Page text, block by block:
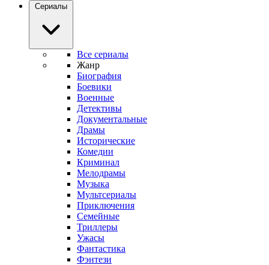
Сериалы
Все сериалы
Жанр
Биография
Боевики
Военные
Детективы
Документальные
Драмы
Исторические
Комедии
Криминал
Мелодрамы
Музыка
Мультсериалы
Приключения
Семейные
Триллеры
Ужасы
Фантастика
Фэнтези